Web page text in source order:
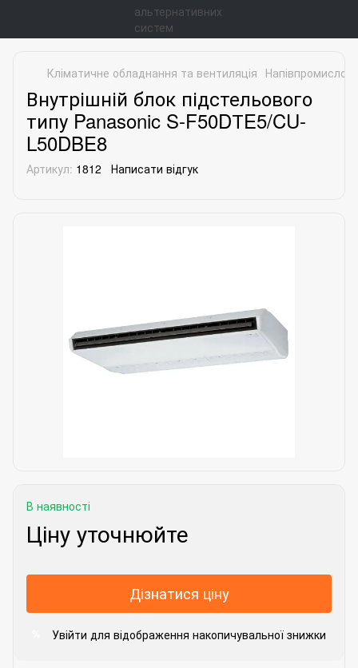
Кліматичне обладнання та вентиляція
Внутрішній блок підстельового
типу Panasonic S-F50DТE5/CU-
L50DBE8
Артикул: 1812 Написати відгук
В наявності
Ціну уточнюйте
Дізнатися ціну
Увійти для відображення накопичувальної знижки